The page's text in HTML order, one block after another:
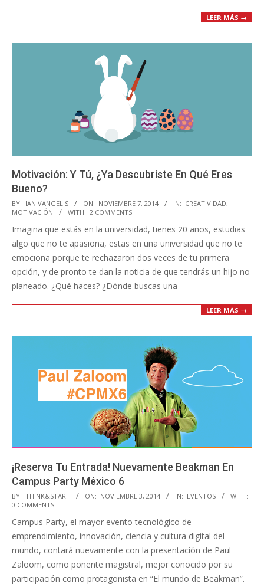
LEER MÁS →
Motivación: Y Tú, ¿Ya Descubriste En Qué Eres
Bueno?
2014-
11-
07
BY: IAN VANGELIS ON: NOVIEMBRE 7, 2014 IN: CREATIVIDAD,
MOTIVACIÓN
WITH: 2 COMMENTS
Imagina que estás en la universidad, tienes 20 años, estudias
algo que no te apasiona, estas en una universidad que no te
emociona porque te rechazaron dos veces de tu primera
opción, y de pronto te dan la noticia de que tendrás un hijo no
planeado. ¿Qué haces? ¿Dónde buscas una
LEER MÁS →
¡Reserva Tu Entrada! Nuevamente Beakman En
Campus Party México 6
2014-
11-
03
BY: THINK&START ON: NOVIEMBRE 3, 2014 IN: EVENTOS
WITH:
0 COMMENTS
Campus Party, el mayor evento tecnológico de
emprendimiento, innovación, ciencia y cultura digital del
mundo, contará nuevamente con la presentación de Paul
Zaloom, como ponente magistral, mejor conocido por su
participación como protagonista en “El mundo de Beakman”.